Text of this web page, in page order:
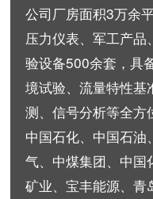
公司厂房面积3万余
压力仪表、军工产
验设备500余套，具
境试验、流量特性基
测、信号分析等全方
中国石化、中国石
气、中煤集团、中国
矿业、宝丰能源、青